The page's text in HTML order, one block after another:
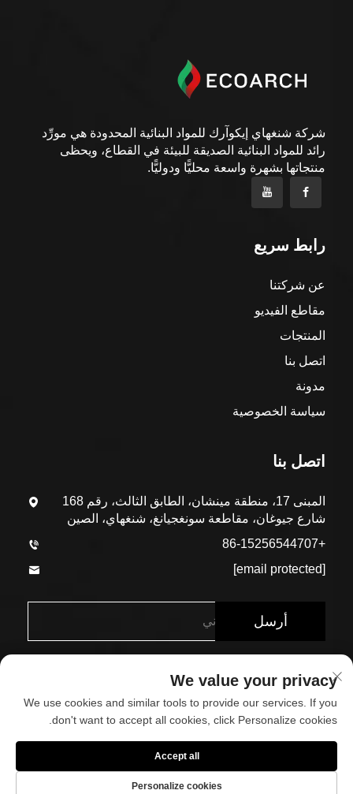
شركة شنغهاي إيكوآرك للمواد البنائية المحدودة هي مورِّد
رائد للمواد البنائية الصديقة للبيئة في القطاع، ويحظى
منتجاتها بشهرة واسعة محليًّا ودوليًّا.
رابط سريع
عن شركتنا
مقاطع الفيديو
المنتجات
اتصل بنا
مدونة
سياسة الخصوصية
اتصل بنا
المبنى 17، منطقة مينشان، الطابق الثالث، رقم 168
شارع جيوغان، مقاطعة سونغجيانغ، شنغهاي، الصين
+86-15256544707
[email protected]
أرسل
المحدودة. جميع الحقوق محفوظة
حول اتصل بنا
We value your privacy
We use cookies and similar tools to provide our services. If you
don't want to accept all cookies, click Personalize cookies.
Personalize cookies
Accept all